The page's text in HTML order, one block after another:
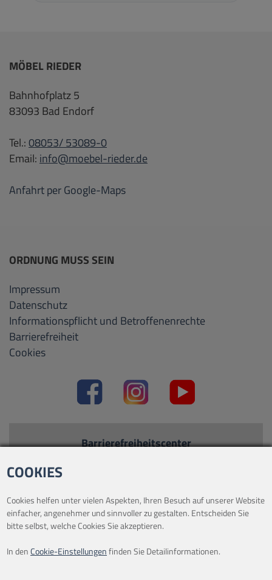
COOKIES
Cookies helfen unter vielen Aspekten, Ihren Besuch auf unserer Website
einfacher, angenehmer und sinnvoller zu gestalten. Entscheiden Sie
bitte selbst, welche Cookies Sie akzeptieren.
In denCookie-Einstellungenfinden Sie Detailinformationen.
MÖBEL RIEDER
Bahnhofplatz 5
83093 Bad Endorf
Tel.:08053/ 53089-0
Email: info@moebel-rieder.de
Anfahrt per Google-Maps
ORDNUNG MUSS SEIN
Impressum
Datenschutz
Informationspflicht und Betroffenenrechte
Barrierefreiheit
Cookies
Barrierefreiheitscenter
Text vergrößern
ÖFFNUNGSZEITEN